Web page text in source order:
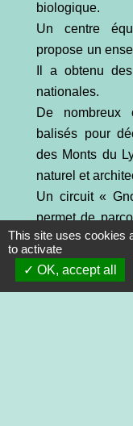
biologique.
Un centre
propose un
Il a obtenu
nationales.
De nombreux
balisés pour
des Monts du
naturel et
Un circuit «
permet de
rubrique
This site uses cookies
to activate
OK, accept all